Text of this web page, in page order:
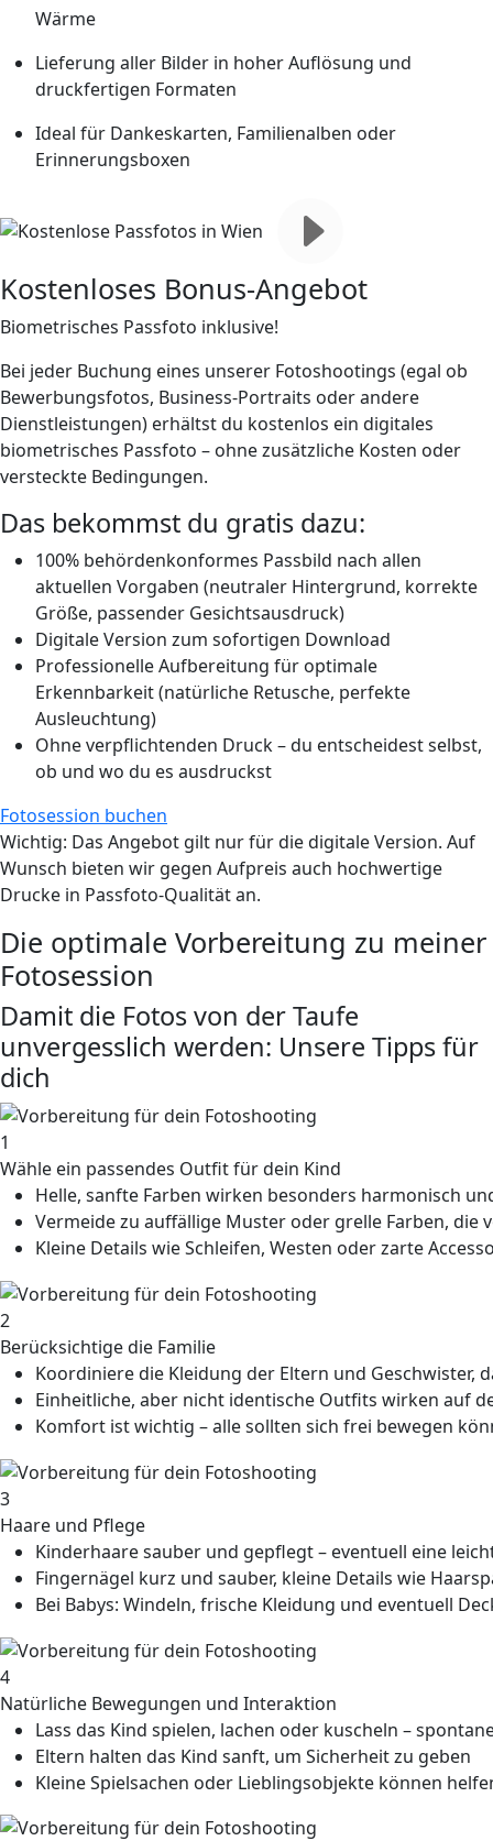
Wärme
Lieferung aller Bilder in hoher Auflösung und
druckfertigen Formaten
Ideal für Dankeskarten, Familienalben oder
Erinnerungsboxen
Kostenloses Bonus-Angebot
Biometrisches Passfoto inklusive!
Bei jeder Buchung eines unserer Fotoshootings (egal ob
Bewerbungsfotos, Business-Portraits oder andere
Dienstleistungen) erhältst du kostenlos ein digitales
biometrisches Passfoto – ohne zusätzliche Kosten oder
versteckte Bedingungen.
Das bekommst du gratis dazu:
100% behördenkonformes Passbild nach allen
aktuellen Vorgaben (neutraler Hintergrund, korrekte
Größe, passender Gesichtsausdruck)
Digitale Version zum sofortigen Download
Professionelle Aufbereitung für optimale
Erkennbarkeit (natürliche Retusche, perfekte
Ausleuchtung)
Ohne verpflichtenden Druck – du entscheidest selbst,
ob und wo du es ausdruckst
Fotosession buchen
Wichtig: Das Angebot gilt nur für die digitale Version. Auf
Wunsch bieten wir gegen Aufpreis auch hochwertige
Drucke in Passfoto-Qualität an.
Die optimale Vorbereitung zu meiner
Fotosession
Damit die Fotos von der Taufe
unvergesslich werden: Unsere Tipps für
dich
1
Wähle ein passendes Outfit für dein Kind
Helle, sanfte Farben wirken besonders harmonisch
Vermeide zu auffällige Muster oder grelle Farben, die
Kleine Details wie Schleifen, Westen oder zarte
2
Berücksichtige die Familie
Koordiniere die Kleidung der Eltern und Geschwister,
Einheitliche, aber nicht identische Outfits wirken auf
Komfort ist wichtig – alle sollten sich frei bewegen
3
Haare und Pflege
Kinderhaare sauber und gepflegt – eventuell eine
Fingernägel kurz und sauber, kleine Details wie
Bei Babys: Windeln, frische Kleidung und eventuell
4
Natürliche Bewegungen und Interaktion
Lass das Kind spielen, lachen oder kuscheln –
Eltern halten das Kind sanft, um Sicherheit zu geben
Kleine Spielsachen oder Lieblingsobjekte können